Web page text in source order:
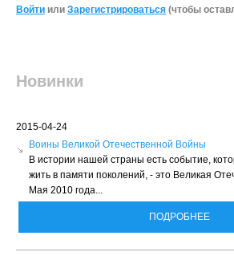
Войти или Зарегистрироваться (чтобы
Новинки
2015-04-24
Воины Великой Отечественной Войны
В истории нашей страны есть событие,
жить в памяти поколений, - это Великая
Мая 2010 года...
ПОДРОБНЕЕ